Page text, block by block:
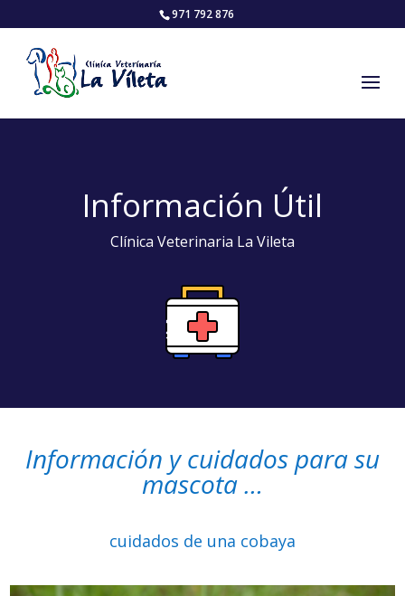
971 792 876
Información Útil
Clínica Veterinaria La Vileta
Información y cuidados para su
mascota …
cuidados de una cobaya